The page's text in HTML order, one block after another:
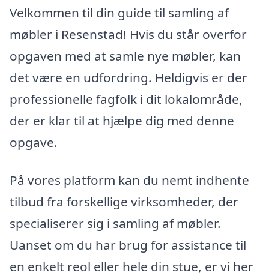
Velkommen til din guide til samling af
møbler i Resenstad! Hvis du står overfor
opgaven med at samle nye møbler, kan
det være en udfordring. Heldigvis er der
professionelle fagfolk i dit lokalområde,
der er klar til at hjælpe dig med denne
opgave.
På vores platform kan du nemt indhente
tilbud fra forskellige virksomheder, der
specialiserer sig i samling af møbler.
Uanset om du har brug for assistance til
en enkelt reol eller hele din stue, er vi her